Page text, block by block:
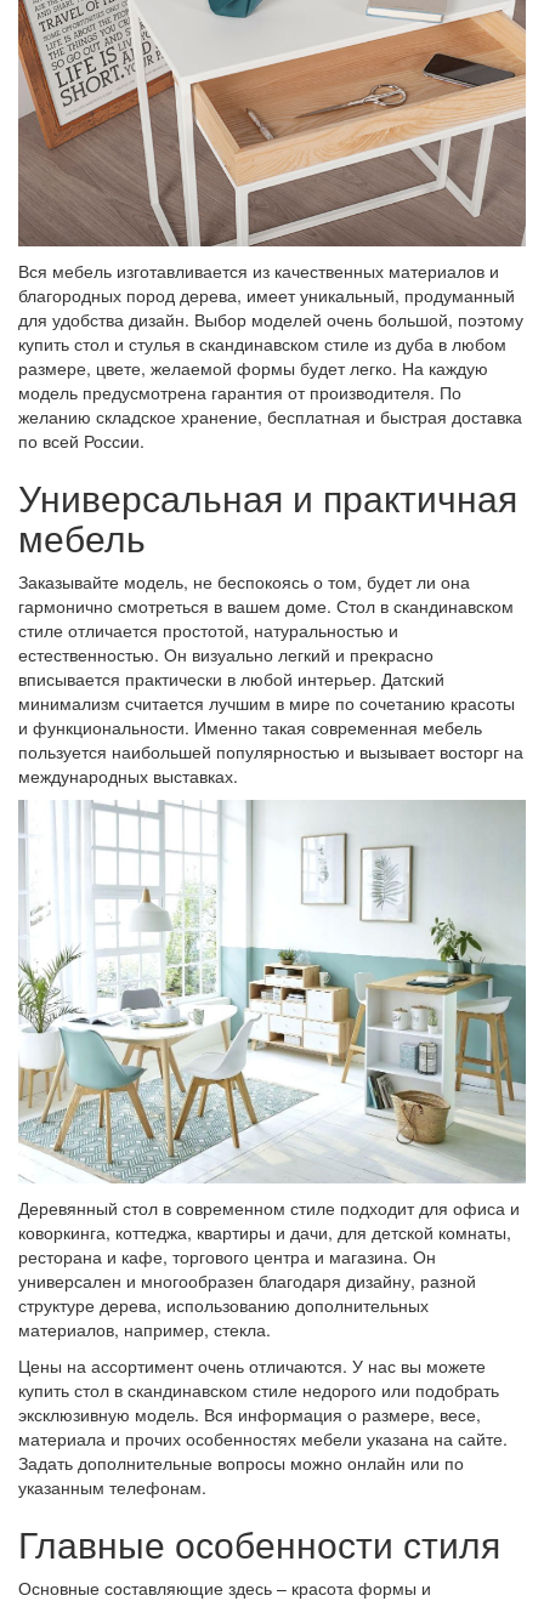
Вся мебель изготавливается из качественных материалов и
благородных пород дерева, имеет уникальный, продуманный
для удобства дизайн. Выбор моделей очень большой, поэтому
купить стол и стулья в скандинавском стиле из дуба в любом
размере, цвете, желаемой формы будет легко. На каждую
модель предусмотрена гарантия от производителя. По
желанию складское хранение, бесплатная и быстрая доставка
по всей России.
Универсальная и практичная
мебель
Заказывайте модель, не беспокоясь о том, будет ли она
гармонично смотреться в вашем доме. Стол в скандинавском
стиле отличается простотой, натуральностью и
естественностью. Он визуально легкий и прекрасно
вписывается практически в любой интерьер. Датский
минимализм считается лучшим в мире по сочетанию красоты
и функциональности. Именно такая современная мебель
пользуется наибольшей популярностью и вызывает восторг на
международных выставках.
Деревянный стол в современном стиле подходит для офиса и
коворкинга, коттеджа, квартиры и дачи, для детской комнаты,
ресторана и кафе, торгового центра и магазина. Он
универсален и многообразен благодаря дизайну, разной
структуре дерева, использованию дополнительных
материалов, например, стекла.
Цены на ассортимент очень отличаются. У нас вы можете
купить стол в скандинавском стиле недорого или подобрать
эксклюзивную модель. Вся информация о размере, весе,
материала и прочих особенностях мебели указана на сайте.
Задать дополнительные вопросы можно онлайн или по
указанным телефонам.
Главные особенности стиля
Основные составляющие здесь – красота формы и